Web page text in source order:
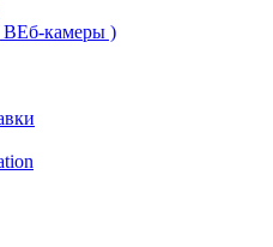
ВЕб-камеры )